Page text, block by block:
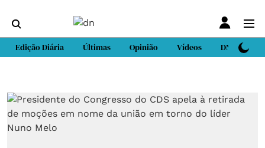
Edição Diária Últimas Opinião Vídeos DN Sport